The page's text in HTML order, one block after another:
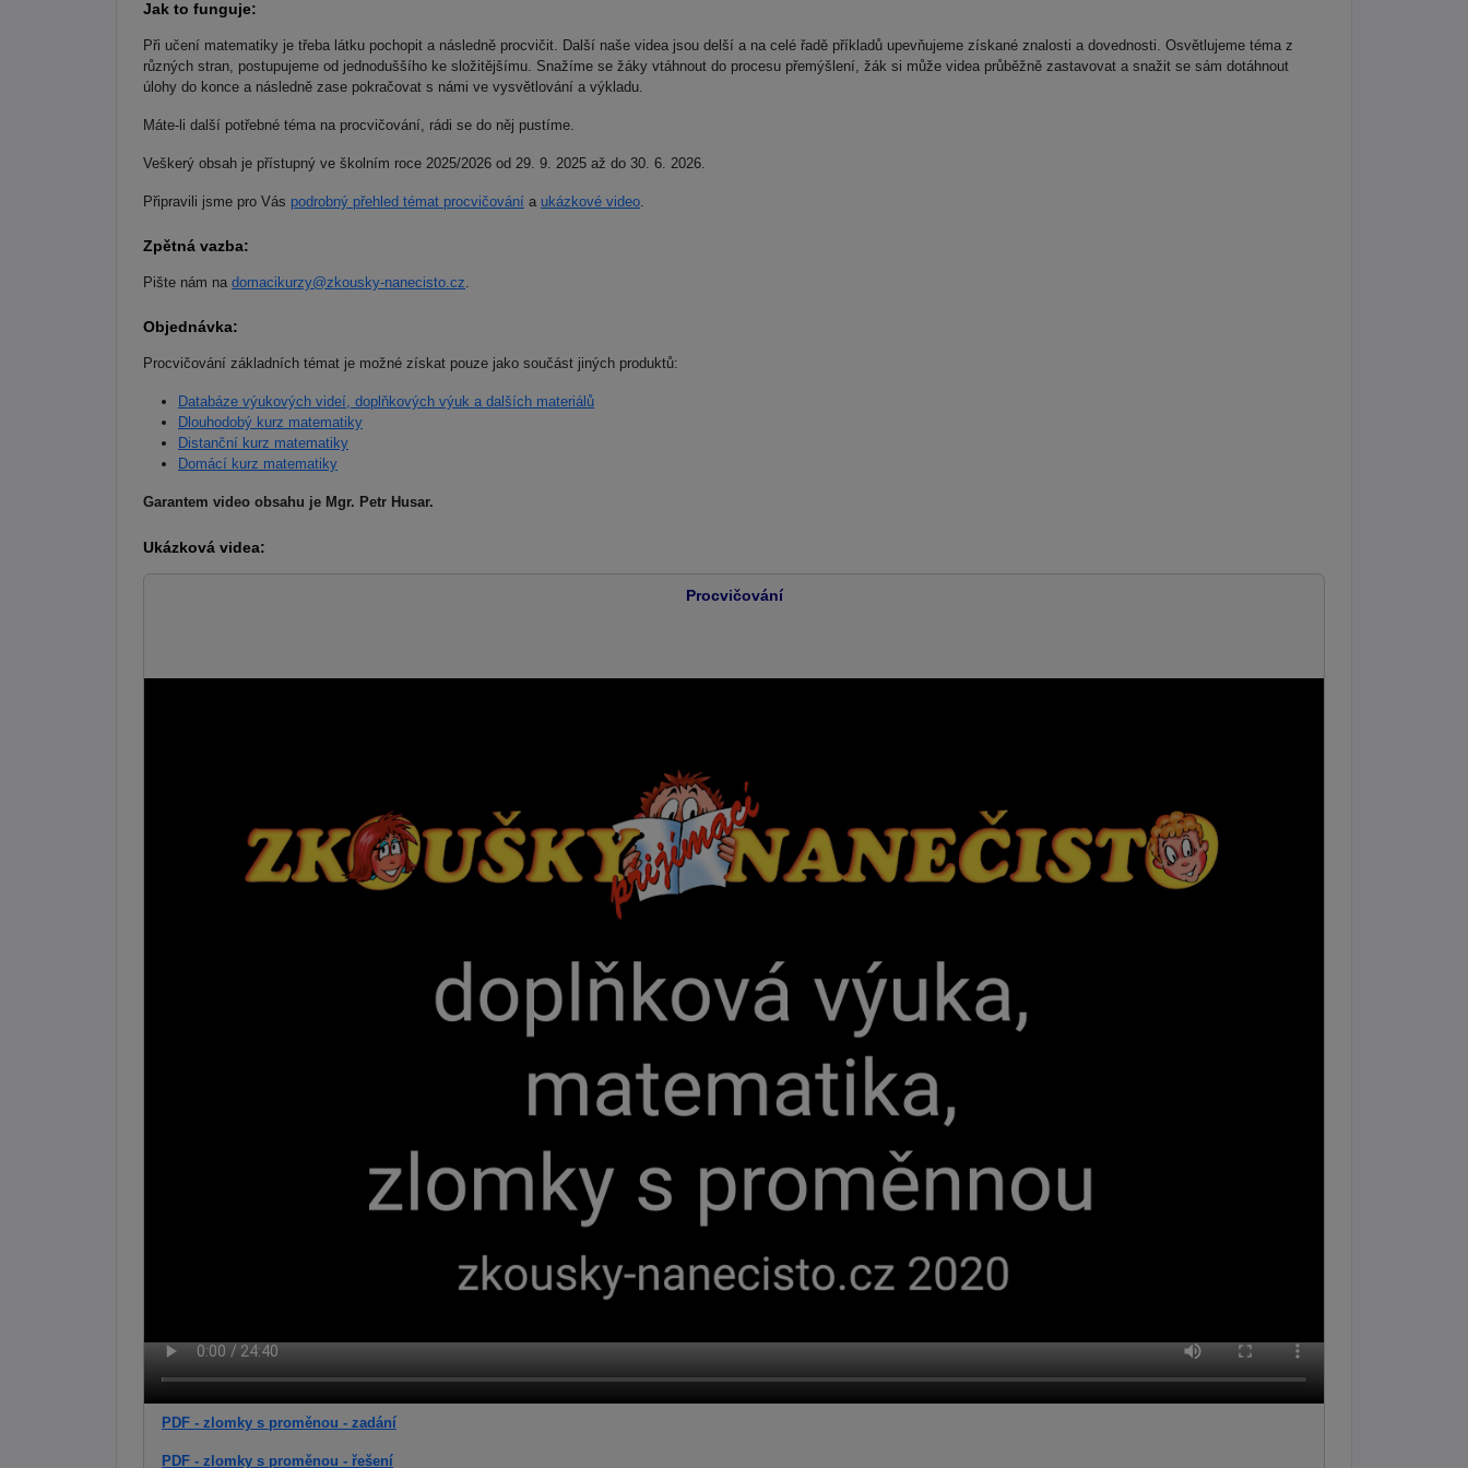
Jak to funguje:
Při učení matematiky je třeba látku pochopit a následně procvičit. Další naše videa jsou delší a na celé řadě příkladů upevňujeme získané znalosti a dovednosti. Osvětlujeme téma z
různých stran, postupujeme od jednoduššího ke složitějšímu. Snažíme se žáky vtáhnout do procesu přemýšlení, žák si může videa průběžně zastavovat a snažit se sám dotáhnout
úlohy do konce a následně zase pokračovat s námi ve vysvětlování a výkladu.
Máte-li další potřebné téma na procvičování, rádi se do něj pustíme.
Veškerý obsah je přístupný ve školním roce 2025/2026 od 29. 9. 2025 až do 30. 6. 2026.
Připravili jsme pro Vás podrobný přehled témat procvičování a ukázkové video
Zpětná vazba:
Pište nám na domacikurzy@zkousky-nanecisto.cz.
Objednávka:
Procvičování základních témat je možné získat pouze jako součást jiných produktů:
Databáze výukových videí, doplňkových výuk a dalších materiálů
Dlouhodobý kurz matematiky
Distanční kurz matematiky
Domácí kurz matematiky
Garantem video obsahu je Mgr. Petr Husar.
Ukázková videa:
Procvičování
PDF - zlomky s proměnou - zadání
PDF - zlomky s proměnou - řešení